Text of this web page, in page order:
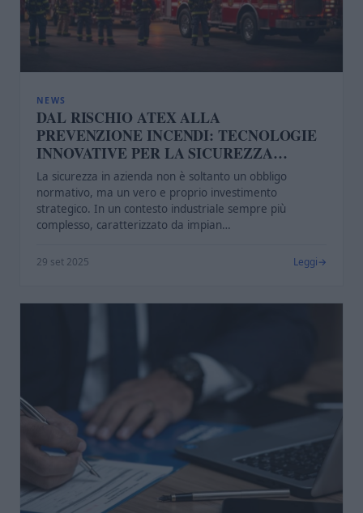
NEWS
DAL RISCHIO ATEX ALLA
PREVENZIONE INCENDI: TECNOLOGIE
INNOVATIVE PER LA SICUREZZA
AZIENDALE
La sicurezza in azienda non è soltanto un obbligo
normativo, ma un vero e proprio investimento
strategico. In un contesto industriale sempre più
complesso, caratterizzato da impian…
29 set 2025 Leggi